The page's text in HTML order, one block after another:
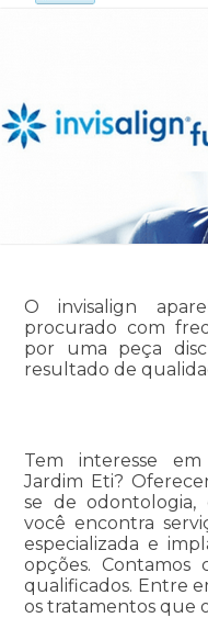
O invisalign
procurado com
por uma peça
resultado de
Tem interesse
Jardim Eti?
se de
você encontra
especializada e
opções. Contamos
qualificados. Entre
os tratamentos que